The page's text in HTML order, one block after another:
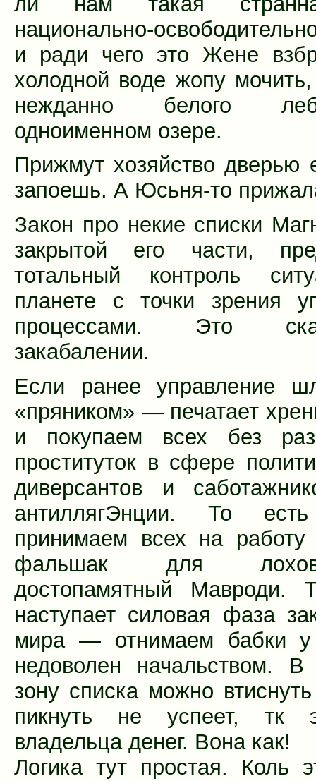
национально-
и ради чего это Жене
холодной воде жопу
нежданно белого
одноименном озере.
Прижмут хозяйство дверью
запоешь. А Юсьня-то
Закон про некие списки
закрытой его части,
тотальный контроль
планете с точки зрения
процессами. Это
закабалении.
Если ранее управление
«пряником» — печатает
и покупаем всех без
проституток в сфере
диверсантов и
антиллягЭнции. То
принимаем всех на
фальшак для
достопамятный Мавроди.
наступает силовая фаза
мира — отнимаем бабки у
недоволен начальством. В
зону списка можно
пикнуть не успеет, тк
владельца денег. Вона как!
Логика тут простая. Коль